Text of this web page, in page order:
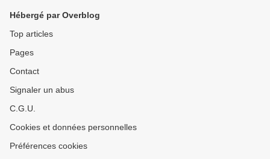
Hébergé par Overblog
Top articles
Pages
Contact
Signaler un abus
C.G.U.
Cookies et données personnelles
Préférences cookies